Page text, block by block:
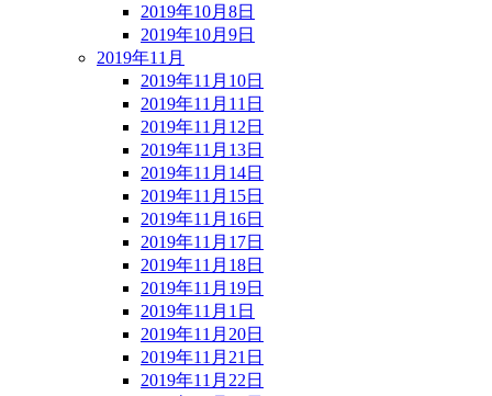
2019年10月8日
2019年10月9日
2019年11月
2019年11月10日
2019年11月11日
2019年11月12日
2019年11月13日
2019年11月14日
2019年11月15日
2019年11月16日
2019年11月17日
2019年11月18日
2019年11月19日
2019年11月1日
2019年11月20日
2019年11月21日
2019年11月22日